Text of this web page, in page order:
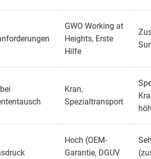
GWO Working at
Heights, Erste
Hilfe
Kran,
Spezialtransport
Hoch (OEM-
Garantie, DGUV